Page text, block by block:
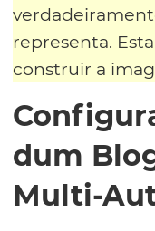
representa.
construir a
dum
Multi-